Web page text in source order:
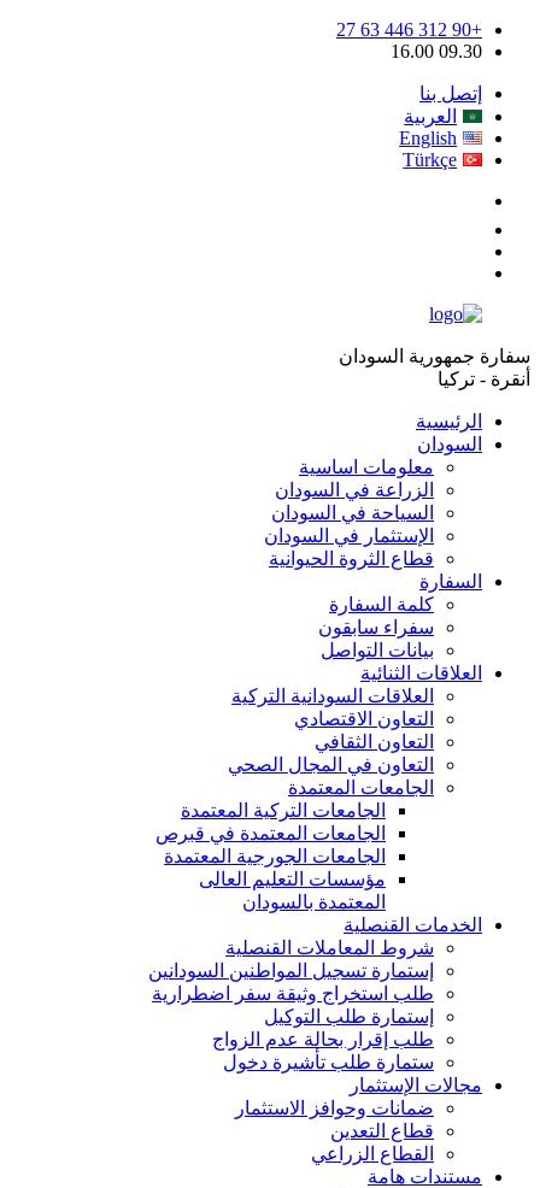
+90 312 446 63 27
09.30 16.00
إتصل بنا
العربية
English
Türkçe
سفارة جمهورية السودان
أنقرة - تركيا
الرئيسية
السودان
معلومات اساسية
الزراعة في السودان
السياحة في السودان
الإستثمار في السودان
قطاع الثروة الحيوانية
السفارة
كلمة السفارة
سفراء سابقون
بيانات التواصل
العلاقات الثنائية
العلاقات السودانية التركية
التعاون الاقتصادي
التعاون الثقافي
التعاون في المجال الصحي
الجامعات المعتمدة
الجامعات التركية المعتمدة
الجامعات المعتمدة في قبرص
الجامعات الجورجية المعتمدة
مؤسسات التعليم العالى
المعتمدة بالسودان
الخدمات القنصلية
شروط المعاملات القنصلية
إستمارة تسجيل المواطنين السودانين
طلب استخراج وثيقة سفر اضطرارية
إستمارة طلب التوكيل
طلب إقرار بحالة عدم الزواج
ستمارة طلب تأشيرة دخول
مجالات الإستثمار
ضمانات وحوافز الاستثمار
قطاع التعدين
القطاع الزراعي
مستندات هامة